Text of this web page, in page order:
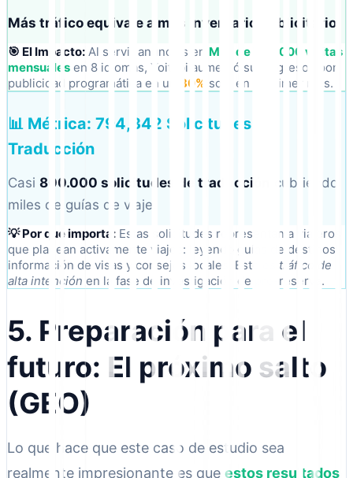
Más tráfico equivale a más inventario publicitario.
🎯 El Impacto: Al servir anuncios en Más de 700.000 visitas
mensuales en 8 idiomas, Yoitabi aumentó sus ingresos por
publicidad programática en un
30% solo en el primer mes.
📊 Métrica: 794,342 Solicitudes de
Traducción
Casi 800.000 solicitudes de traducción
cubriendo
miles de guías de viaje.
💡 Por qué importa: Estas solicitudes representan a viajeros
que planean activamente viajes: leyendo guías de destinos,
información de visas y consejos locales. Esto es tráfico de
alta intención en la fase de investigación de pre-reserva.
5. Preparación para el
futuro: El próximo salto
(GEO)
Lo que hace que este caso de estudio sea
realmente impresionante es que estos resultados